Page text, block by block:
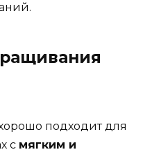
подходит для
с мягким и